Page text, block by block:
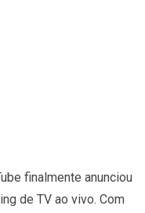
finalmente anunciou
de TV ao vivo. Com